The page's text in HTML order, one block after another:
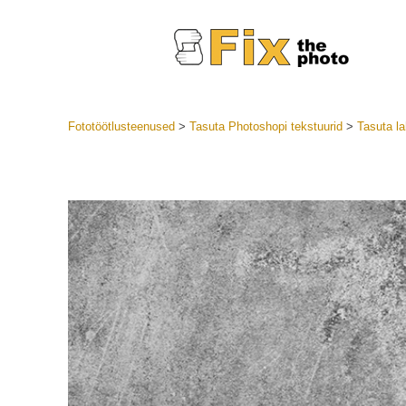
Parima
Mobiili
Fototöötlusteenused > Tasuta Photoshopi tekstuurid > Tasuta